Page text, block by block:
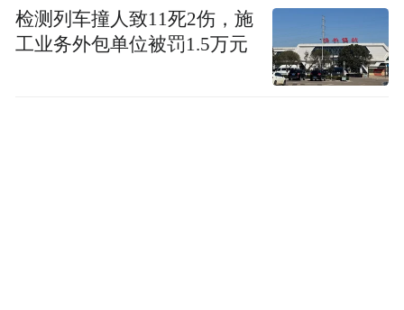
检测列车撞人致11死2伤，施
工业务外包单位被罚1.5万元